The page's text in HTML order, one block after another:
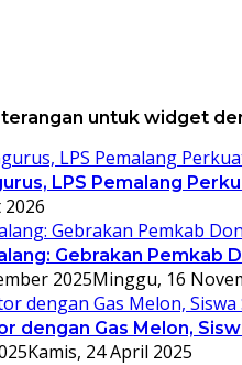
untuk widget
LPS Pemalang
Gebrakan Pemkab
2025Minggu, 16
dengan Gas Melon,
Kamis, 24 April 2025